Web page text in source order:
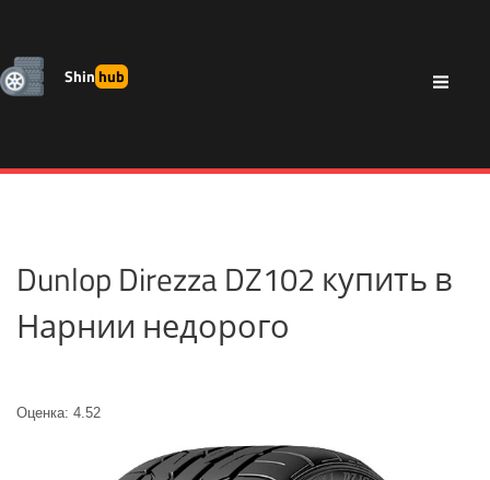
Shinhub
Dunlop Direzza DZ102 купить в
Нарнии недорого
Оценка: 4.52